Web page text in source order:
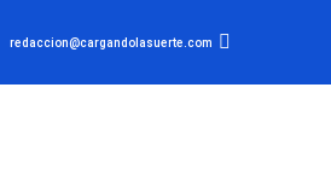
redaccion@cargandolasuerte.com